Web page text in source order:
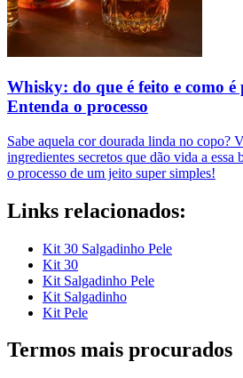
Whisky: do que é feito e como
Entenda o processo
Sabe aquela cor dourada linda no copo?
ingredientes secretos que dão vida a essa
o processo de um jeito super simples!
Links relacionados:
Kit 30 Salgadinho Pele
Kit 30
Kit Salgadinho Pele
Kit Salgadinho
Kit Pele
Termos mais procurados